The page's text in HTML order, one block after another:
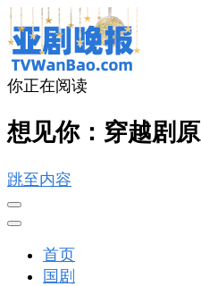
你正在阅读
想见你：穿越剧
跳至内容
首页
国剧